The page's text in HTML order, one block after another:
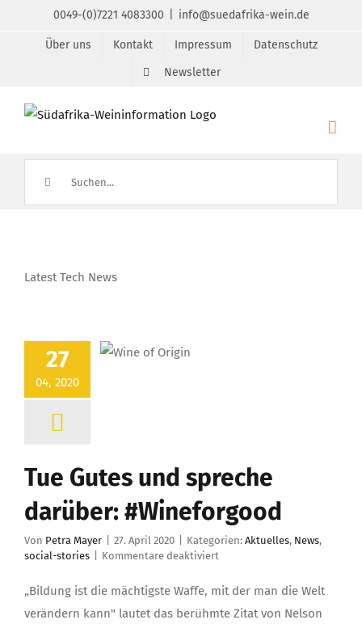
0049-(0)7221 4083300 info@suedafrika-wein.de
Über uns Kontakt Impressum
Datenschutz
Newsletter
nach:
Latest Tech News
27
04, 2020
Tue Gutes und spreche
darüber: #Wineforgood
Von Petra Mayer 27. April 2020 Kategorien: Aktuelles, News,
social-stories
Kommentare deaktiviert
Gutes
spreche
„Bildung ist die mächtigste Waffe, mit der man die Welt
verändern kann" lautet das berühmte Zitat von Nelson